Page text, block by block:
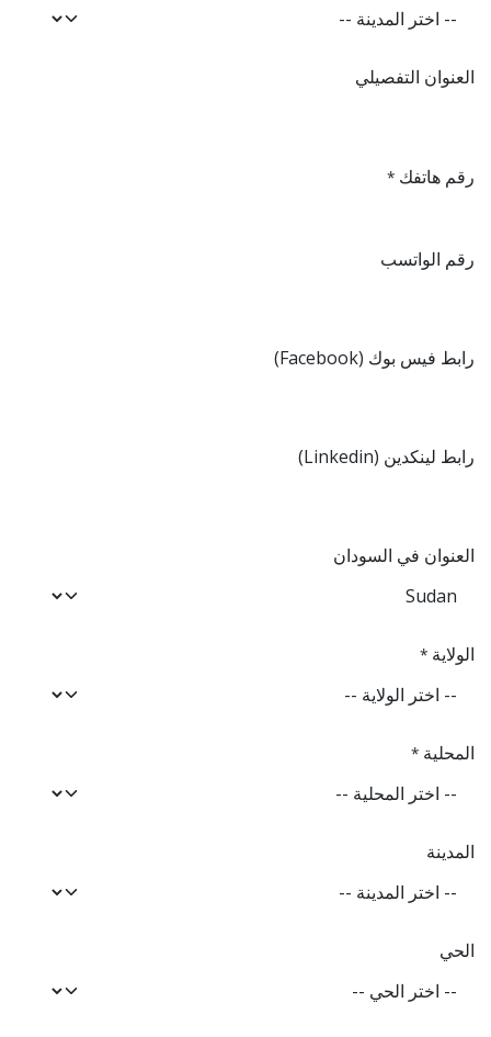
العنوان التفصيلي
رقم هاتفك *
رقم الواتسب
رابط فيس بوك (Facebook)
رابط لينكدين (Linkedin)
العنوان في السودان
الولاية *
المحلية *
المدينة
الحي